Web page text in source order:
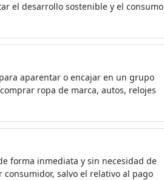
el desarrollo sostenible y el consumo
aparentar o encajar en un grupo
ropa de marca, autos, relojes
forma inmediata y sin necesidad de
salvo el relativo al pago